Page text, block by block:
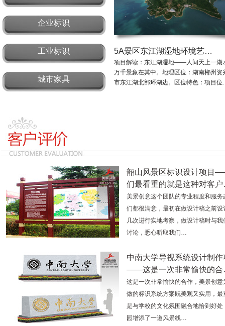
企业标识
工业标识
城市家具
5A景区东江湖湿地环境艺…
项目解读：东江湖湿地——人间天上一湖
万千景象在其中。地理区位：湖南郴州资
市东江湖北部环湖边。区位特色：项目
韶山风景区标识设计项目
们最看重的就是这种对客
美景创意这个团队的专业程度和服务
们都很满意，最初在做设计稿之前设
几次进行实地考察，做设计稿时与我
讨论，悉心听取我们…
中南大学导视系统设计制作
——这是一次非常愉快的
这是一次非常愉快的合作，美景创意
做的标识系统方案既美观又实用，最
是与学校的文化氛围融合地恰到好处
园增添了一道风景线…